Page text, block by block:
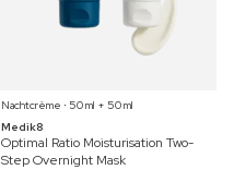
Nachtcrème ⋅ 50 ml + 50 ml
Medik8
Optimal Ratio Moisturisation Two-
Step Overnight Mask